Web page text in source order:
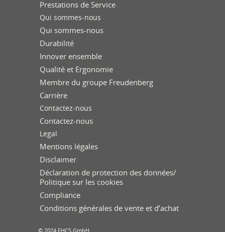
Prestations de Service
Qui sommes-nous
Qui sommes-nous
Durabilité
Innover ensemble
Qualité et Ergonomie
Membre du groupe Freudenberg
Carrière
Contactez-nous
Contactez-nous
Legal
Mentions légales
Disclaimer
Déclaration de protection des données/
Politique sur les cookies
Compliance
Conditions générales de vente et d’achat
© 2024 FHCS GmbH